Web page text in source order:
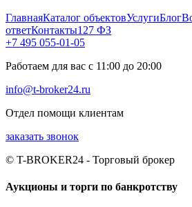
ГлавнаяКаталог объектовУслугиБлог
ответКонтакты127 ФЗ
+7 495 055-01-05
Работаем для вас с 11:00 до 20:00
info@t-broker24.ru
Отдел помощи клиентам
заказать звонок
© T-BROKER24 - Торговый брокер
Аукционы и торги по банкротству